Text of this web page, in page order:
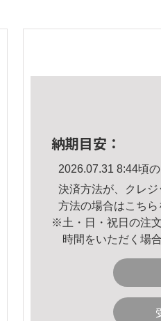
納期目安：
2026.07.31 8:44頃
決済方法が、クレ
方法の場合はこちら
※土・日・祝日の注
時間をいただく場